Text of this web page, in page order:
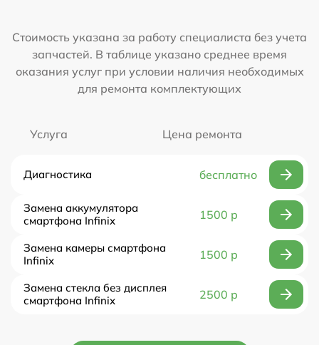
Стоимость указана за работу специалиста без учета
запчастей. В таблице указано среднее время
оказания услуг при условии наличия необходимых
для ремонта комплектующих
Услуга Цена ремонта
Диагностика бесплатно
Замена аккумулятора
смартфона Infinix
1500 р
Замена камеры смартфона
Infinix
1500 р
Замена стекла без дисплея
смартфона Infinix
2500 р